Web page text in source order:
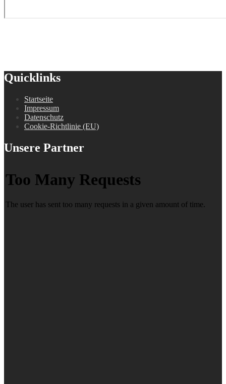
Quicklinks
Startseite
Impressum
Datenschutz
Cookie-Richtlinie (EU)
Unsere Partner